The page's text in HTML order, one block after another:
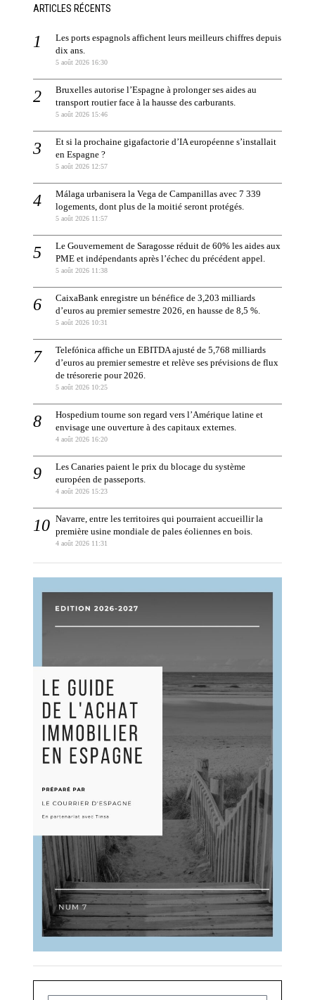
ARTICLES RÉCENTS
Les ports espagnols affichent leurs meilleurs chiffres depuis
dix ans.
5 août 2026 16:30
Bruxelles autorise l’Espagne à prolonger ses aides au
transport routier face à la hausse des carburants.
5 août 2026 15:46
Et si la prochaine gigafactorie d’IA européenne s’installait
en Espagne ?
5 août 2026 12:57
Málaga urbanisera la Vega de Campanillas avec 7 339
logements, dont plus de la moitié seront protégés.
5 août 2026 11:57
Le Gouvernement de Saragosse réduit de 60% les aides aux
PME et indépendants après l’échec du précédent appel.
5 août 2026 11:38
CaixaBank enregistre un bénéfice de 3,203 milliards
d’euros au premier semestre 2026, en hausse de 8,5 %.
5 août 2026 10:31
Telefónica affiche un EBITDA ajusté de 5,768 milliards
d’euros au premier semestre et relève ses prévisions de flux
de trésorerie pour 2026.
5 août 2026 10:25
Hospedium tourne son regard vers l’Amérique latine et
envisage une ouverture à des capitaux externes.
4 août 2026 16:20
Les Canaries paient le prix du blocage du système
européen de passeports.
4 août 2026 15:23
Navarre, entre les territoires qui pourraient accueillir la
première usine mondiale de pales éoliennes en bois.
4 août 2026 11:31